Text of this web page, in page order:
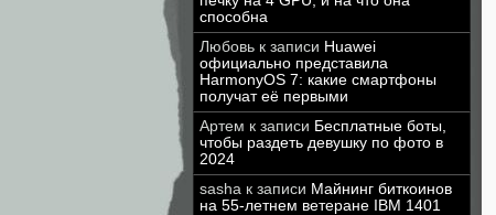
способна
Любовь к записи Huawei
официально представила
HarmonyOS 7: какие смартфоны
получат её первыми
Артем к записи Бесплатные боты,
чтобы раздеть девушку по фото в
2024
sasha к записи Майнинг биткоинов
на 55-летнем ветеране IBM 1401